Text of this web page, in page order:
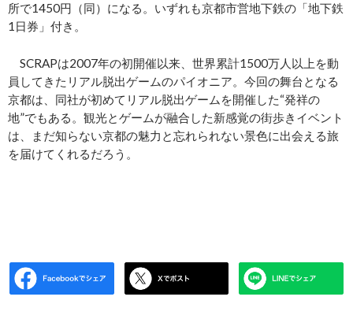
所で1450円（同）になる。いずれも京都市営地下鉄の「地下鉄
1日券」付き。
SCRAPは2007年の初開催以来、世界累計1500万人以上を動
員してきたリアル脱出ゲームのパイオニア。今回の舞台となる
京都は、同社が初めてリアル脱出ゲームを開催した“発祥の
地”でもある。観光とゲームが融合した新感覚の街歩きイベント
は、まだ知らない京都の魅力と忘れられない景色に出会える旅
を届けてくれるだろう。